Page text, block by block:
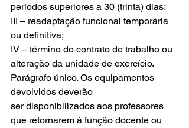
períodos superiores a 30 (trinta) dias;
III – readaptação funcional temporária
ou definitiva;
IV – término do contrato de trabalho ou
alteração da unidade de exercício.
Parágrafo único. Os equipamentos
devolvidos deverão
ser disponibilizados aos professores
que retornarem à função docente ou